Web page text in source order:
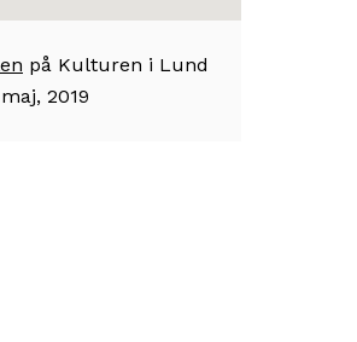
på Kulturen i Lund
2019